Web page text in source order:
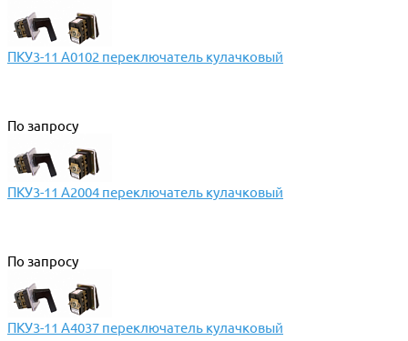
ПКУ3-11 А0102 переключатель кулачковый
По запросу
ПКУ3-11 А2004 переключатель кулачковый
По запросу
ПКУ3-11 А4037 переключатель кулачковый